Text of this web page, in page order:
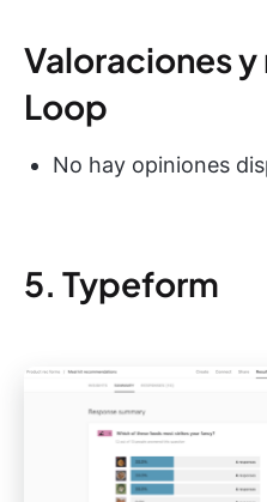
Valoraciones y
Loop
No hay opiniones
5. Typeform